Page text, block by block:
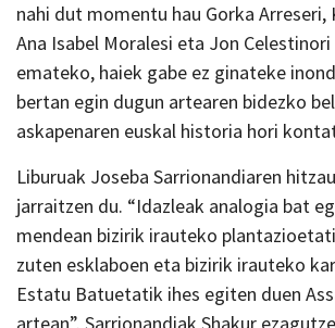
nahi dut momentu hau Gorka
Ana Isabel Moralesi eta Jon
emateko, haiek gabe ez ginateke
bertan egin dugun artearen bidezko
askapenaren euskal historia hori
Liburuak Joseba Sarrionandiaren
jarraitzen du. “Idazleak analogia bat
mendean bizirik irauteko
zuten esklaboen eta bizirik irauteko
Estatu Batuetatik ihes egiten duen